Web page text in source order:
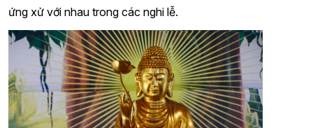
ứng xử với nhau trong các nghi lễ.